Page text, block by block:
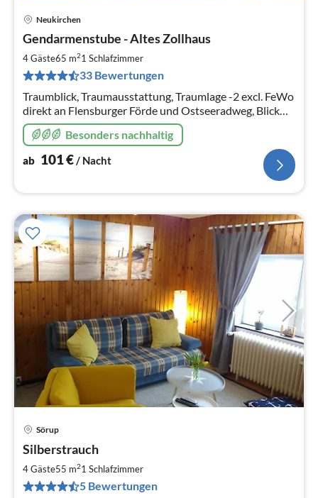
Neukirchen
Gendarmenstube - Altes Zollhaus
4 Gäste65 m21 Schlafzimmer
33 Bewertungen
Traumblick, Traumausstattung, Traumlage -2 excl. FeWo
direkt an Flensburger Förde und Ostseeradweg, Blick
auf dänische Südsee, Strand, Kamin, Infrarotsauna,
Hunde willkommen, WLAN
Besonders nachhaltig
ab 101€/ Nacht
Sörup
Silberstrauch
4 Gäste55 m21 Schlafzimmer
5 Bewertungen